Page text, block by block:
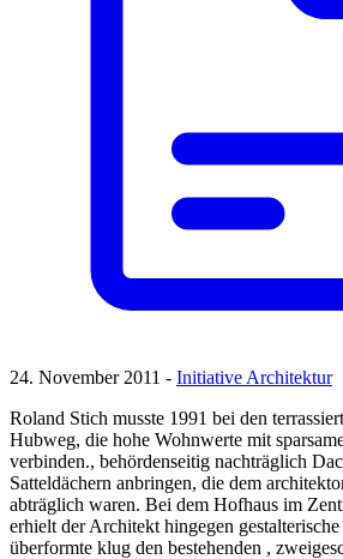
24. November 2011 - Initiative Architektur
Roland Stich musste 1991 bei den
Hubweg, die hohe Wohnwerte mit
verbinden., behördenseitig nachträglich
Satteldächern anbringen, die dem
abträglich waren. Bei dem Hofhaus im
erhielt der Architekt hingegen
überformte klug den bestehenden ,